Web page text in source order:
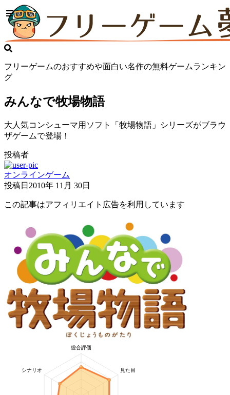
フリーゲームのおすすめや面白い名作の無料ゲームランキン
グ
みんなで牧場物語
大人気コンシューマ用ソフト「牧場物語」シリーズがブラウ
ザゲームで登場！
投稿者
オンラインゲーム
投稿日 2010年 11月 30日
この記事はアフィリエイト広告を利用しています